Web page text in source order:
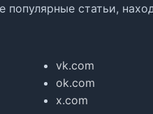
статьи,
vk.com
ok.com
x.com